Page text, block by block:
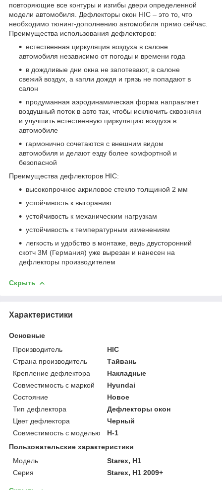
повторяющие все контуры и изгибы двери определенной
модели автомобиля. Дефлекторы окон HIC – это то, что
необходимо тюнинг-дополнению автомобиля прямо сейчас.
Преимущества использования дефлекторов:
естественная циркуляция воздуха в салоне
автомобиля независимо от погоды и времени года
в дождливые дни окна не запотевают, в салоне
свежий воздух, а капли дождя и грязь не попадают в
салон
продуманная аэродинамическая форма направляет
воздушный поток в авто так, чтобы исключить сквозняки
и улучшить естественную циркуляцию воздуха в
автомобиле
гармонично сочетаются с внешним видом
автомобиля и делают езду более комфортной и
безопасной
Преимущества дефлекторов HIC:
высокопрочное акриловое стекло толщиной 2 мм
устойчивость к выгоранию
устойчивость к механическим нагрузкам
устойчивость к температурным изменениям
легкость и удобство в монтаже, ведь двусторонний
скотч 3М (Германия) уже вырезан и нанесен на
дефлекторы производителем
Скрыть
Характеристики
Основные
Производитель
HIC
Страна производитель
Тайвань
Крепление дефлектора
Накладные
Совместимость с маркой
Hyundai
Состояние
Новое
Тип дефлектора
Дефлекторы окон
Цвет дефлектора
Черный
Совместимость с моделью
H-1
Пользовательские характеристики
Модель
Starex, H1
Серия
Starex, H1 2009+